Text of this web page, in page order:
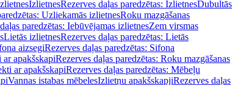
IzlietnesRezerves daļas paredzētas: IzlietnesDubultās
Uzliekamās izlietnesRoku mazgāšanas
paredzētas: Iebūvējamas izlietnesZem virsmas
Lietās izlietnesRezerves daļas paredzētas: Lietās
aizsegiRezerves daļas paredzētas: Sifona
apakšskapiRezerves daļas paredzētas: Roku mazgāšanas
ar apakšskapiRezerves daļas paredzētas: Mēbeļu
Vannas istabas mēbelesIzlietņu apakšskapjiRezerves daļas